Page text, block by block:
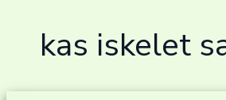
kas iskelet